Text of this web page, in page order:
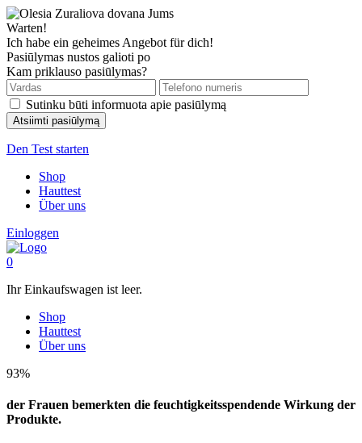
Warten!
Ich habe ein geheimes Angebot für dich!
Pasiūlymas nustos galioti po
Kam priklauso pasiūlymas?
Sutinku būti informuota apie pasiūlymą
Den Test starten
Shop
Hauttest
Über uns
Einloggen
0
Ihr Einkaufswagen ist leer.
Shop
Hauttest
Über uns
93%
der Frauen bemerkten die feuchtigkeitsspendende Wirkung der
Produkte.